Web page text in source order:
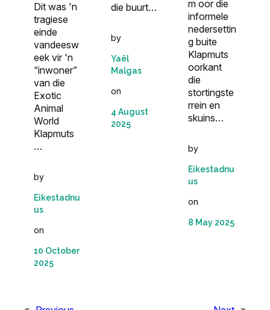
Dit was 'n
tragiese
einde
vandeesw
eek vir 'n
“inwoner”
van die
Exotic
Animal
World
Klapmuts
…
by
Eikestadnu
us
on
10 October
2025
die buurt…
by
Yaël
Malgas
on
4 August
2025
m oor die
informele
nedersettin
g buite
Klapmuts
oorkant
die
stortingste
rrein en
skuins…
by
Eikestadnu
us
on
8 May 2025